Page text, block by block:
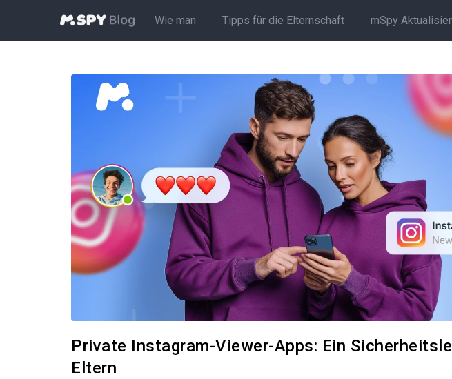
Wie man Tipps für die Elternschaft mSpy
Private Instagram-Viewer-Apps: Ein
Eltern